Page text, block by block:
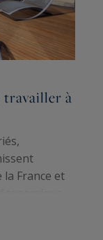
travailler à
France et
pourtant